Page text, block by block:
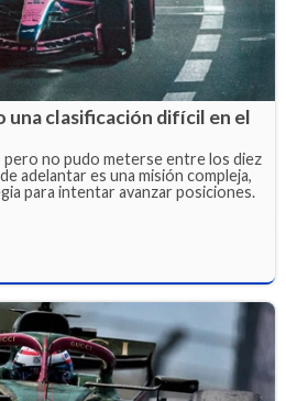
clasificación difícil en el
pero no pudo meterse entre los diez
adelantar es una misión compleja,
para intentar avanzar posiciones.